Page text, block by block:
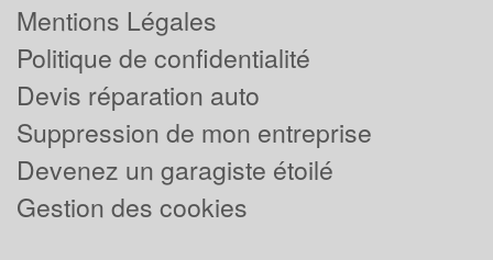
Mentions Légales
Politique de confidentialité
Devis réparation auto
Suppression de mon entreprise
Devenez un garagiste étoilé
Gestion des cookies